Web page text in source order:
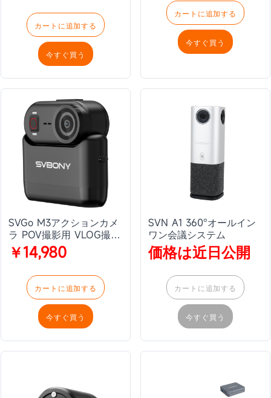
カートに追加する
今すぐ買う
カートに追加する
今すぐ買う
SVGo M3アクションカメ
ラ POV撮影用 VLOG撮影
用
￥14,980
カートに追加する
今すぐ買う
SVN A1 360°オールイン
ワン会議システム
価格は近日公開
カートに追加する
今すぐ買う